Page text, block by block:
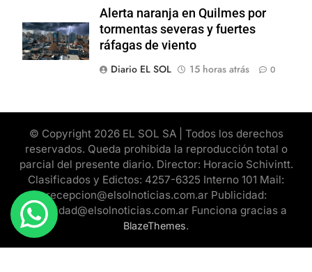
Alerta naranja en Quilmes por
tormentas severas y fuertes
ráfagas de viento
Diario EL SOL
15 horas atrás 0
© Copyright 2026 EL SOL SA | Todos los derechos
reservados. Queda prohibida la reproducción total o
parcial del presente diario. Director: Horacio Schivintt.
Clasificados y Edictos: 4257-6325 Interno 101 Mail:
recepcion@elsolnoticias.com.ar Publicidad:
publicidad@elsolnoticias.com.ar Funciona gracias a
BlazeThemes.